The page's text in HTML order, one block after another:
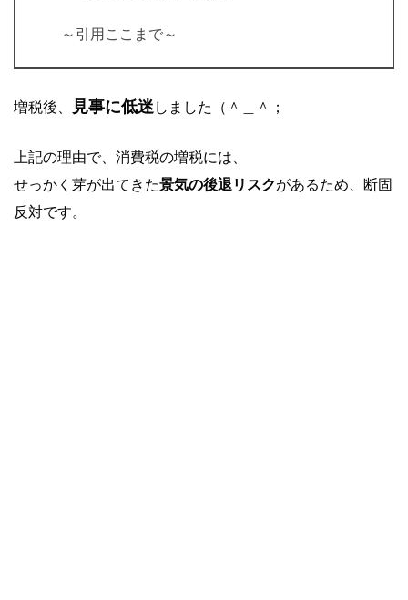
～引用ここまで～
増税後、 見事に低迷しました（＾＿＾；
上記の理由で、消費税の増税には、
せっかく芽が出てきた景気の後退リスクがあるため、断固
反対です。